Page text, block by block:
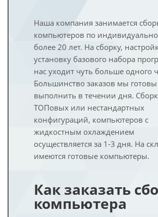
Наша компания занимается
компьютеров по
более 20 лет. На сборку,
установку базового набора
нас уходит чуть больше одного
Большинство заказов мы готовы
выполнить в течении дня.
ТОПовых или нестандартных
конфигураций, компьютеров с
жидкостным охлаждением
осуществляется за 1-3 дня. На
имеются готовые компьютеры.
Как заказать
компьютера